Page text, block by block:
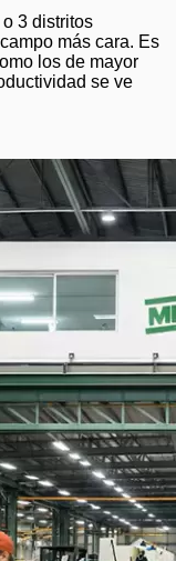
3 distritos
más cara. Es
los de mayor
se ve